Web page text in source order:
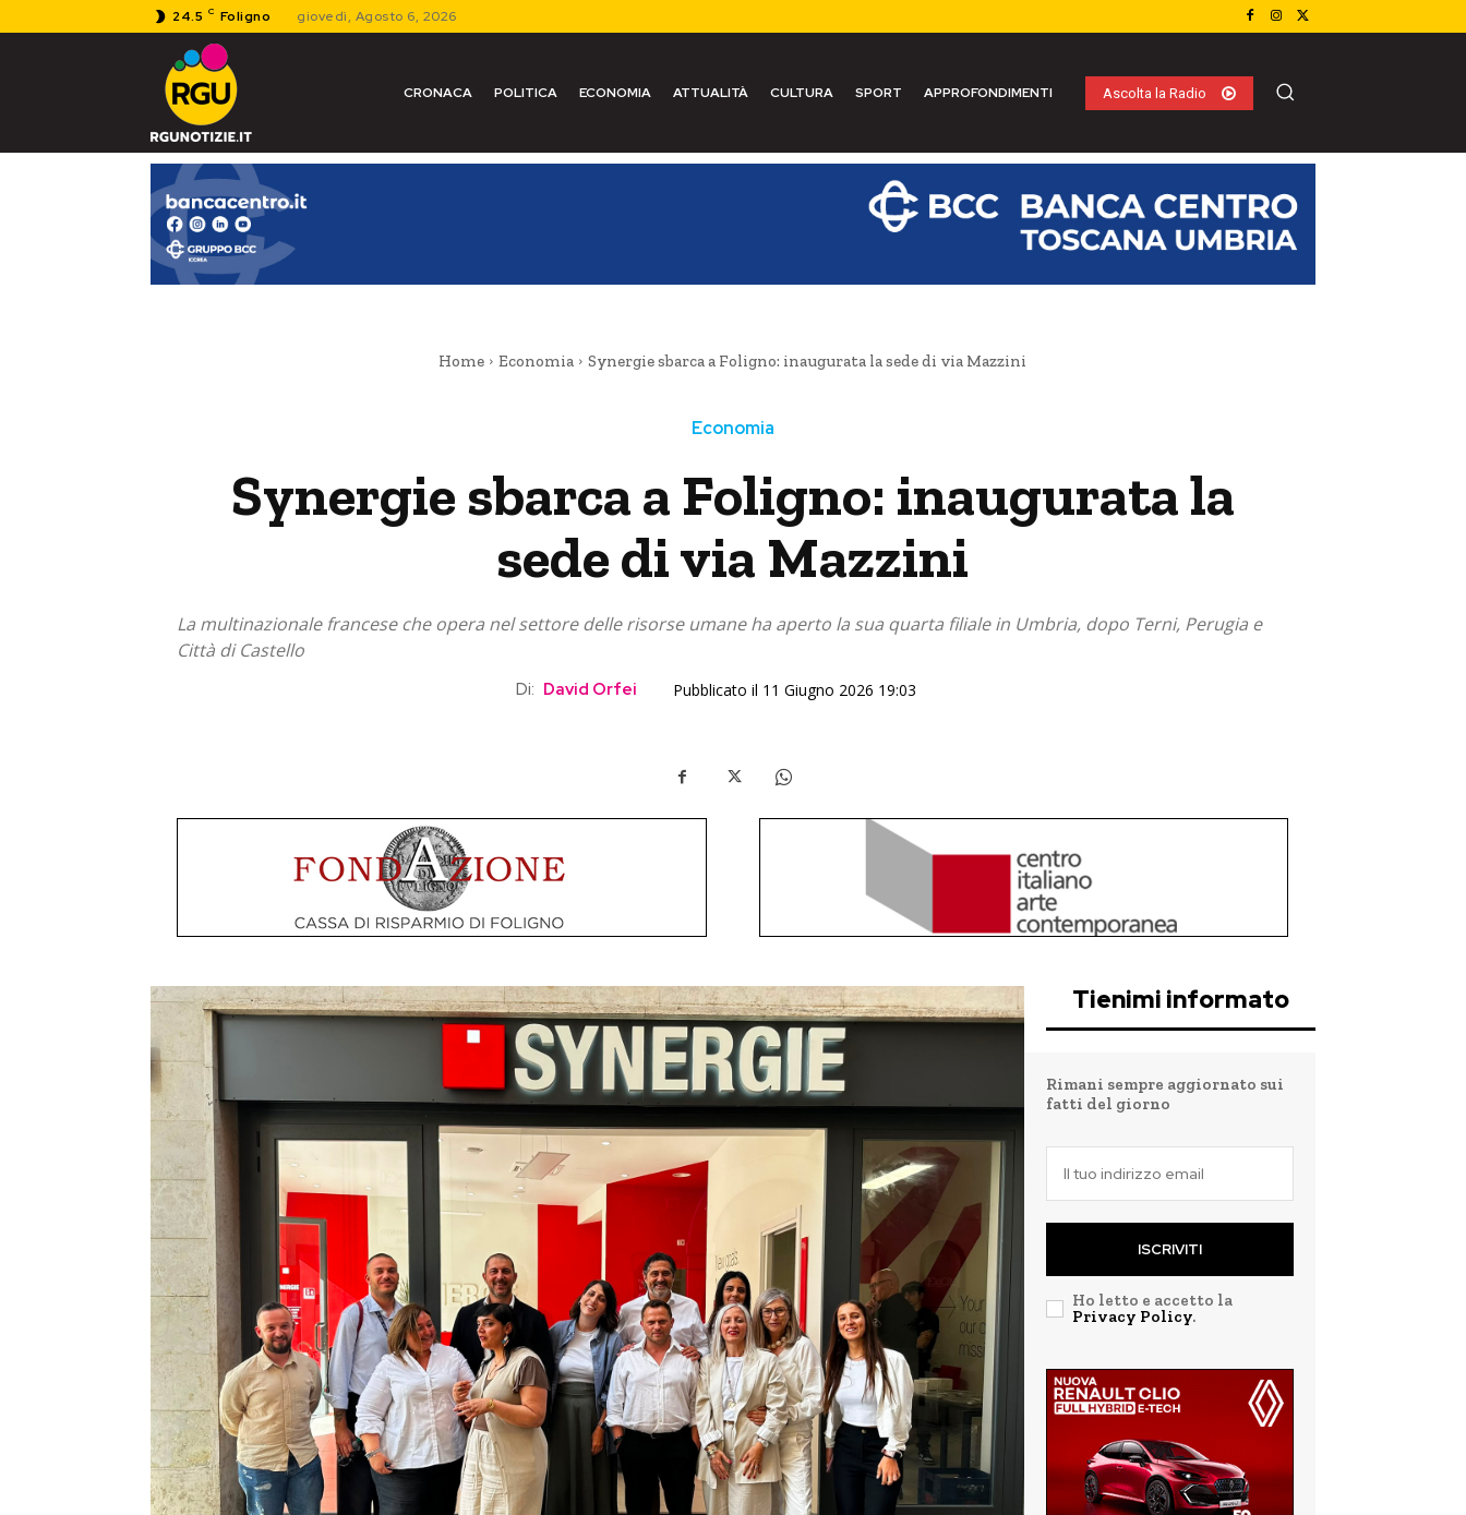
24.5 C Foligno giovedì, Agosto 6, 2026
CRONACA POLITICA ECONOMIA ATTUALITÀ CULTURA SPORT APPROFONDIMENTI Ascolta la Radio
Home Economia Synergie sbarca a Foligno: inaugurata la sede di via Mazzini
Economia
Synergie sbarca a Foligno: inaugurata la
sede di via Mazzini
La multinazionale francese che opera nel settore delle risorse umane ha aperto la sua quarta filiale in Umbria, dopo Terni, Perugia e
Città di Castello
Di: David Orfei Pubblicato il 11 Giugno 2026 19:03
Tienimi informato
Rimani sempre aggiornato sui
fatti del giorno
ISCRIVITI
Ho letto e accetto la
Privacy Policy.